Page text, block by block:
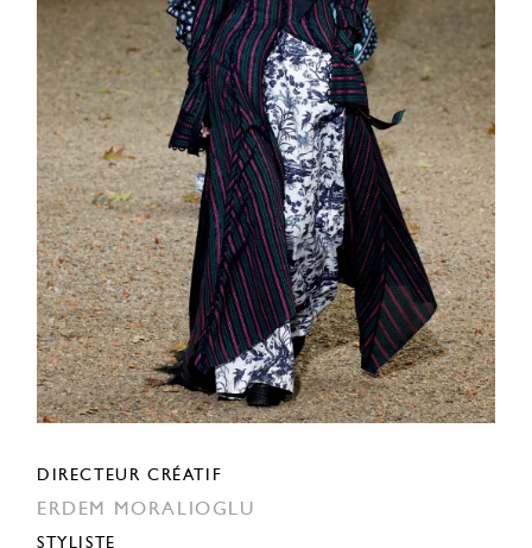
DIRECTEUR CRÉATIF
ERDEM MORALIOGLU
STYLISTE